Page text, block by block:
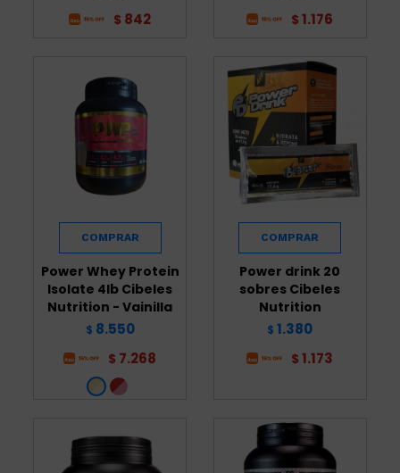
$ 842 $ 1.176
Power Whey Protein
Isolate 4lb Cibeles
Nutrition - Vainilla
$ 8.550
$ 7.268
Power drink 20
sobres Cibeles
Nutrition
$ 1.380
$ 1.173